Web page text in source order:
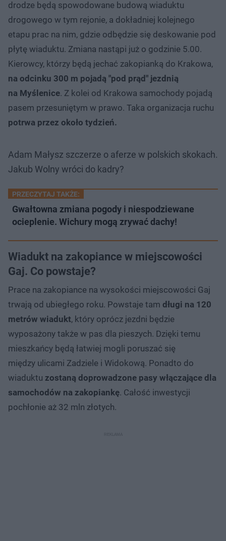
drodze będą spowodowane budową wiaduktu
drogowego w tym rejonie, a dokładniej kolejnego
etapu prac na nim, gdzie odbędzie się deskowanie pod
płytę wiaduktu. Zmiana nastąpi już o godzinie 5.00.
Kierowcy, którzy będą jechać zakopianką do Krakowa,
na odcinku 300 m pojadą "pod prąd" jezdnią
na Myślenice. Z kolei od Krakowa samochody pojadą
pasem przesuniętym w prawo. Taka organizacja ruchu
potrwa przez około tydzień.
Adam Małysz szczerze o aferze w polskich skokach.
Jakub Wolny wróci do kadry?
PRZECZYTAJ TAKŻE:
Gwałtowna zmiana pogody i niespodziewane
ocieplenie. Wichury mogą zrywać dachy!
Wiadukt na zakopiance w miejscowości
Gaj. Co powstaje?
Prace na zakopiance na wysokości miejscowości Gaj
trwają od ubiegłego roku. Powstaje tam długi na 120
metrów wiadukt, który oprócz jezdni będzie
wyposażony także w pas dla pieszych. Dzięki temu
mieszkańcy będą łatwiej mogli poruszać się
między ulicami Zadziele i Widokową. Ponadto do
wiaduktu zostaną doprowadzone pasy włączające dla
samochodów na zakopiankę. Całość inwestycji
pochłonie aż 32 mln złotych.